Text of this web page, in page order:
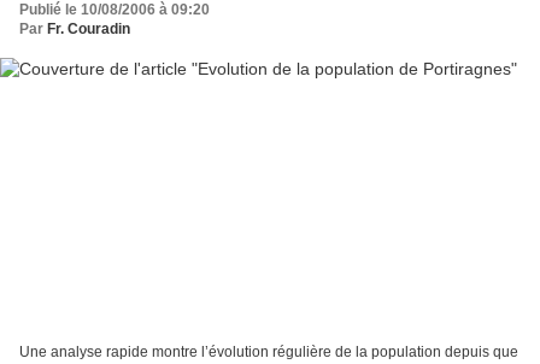
Publié le 10/08/2006 à 09:20
Par Fr. Couradin
Une analyse rapide montre l’évolution régulière de la population depuis que